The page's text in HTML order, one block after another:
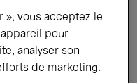
Performances
», vous acceptez le
pour
analyser son
de marketing.